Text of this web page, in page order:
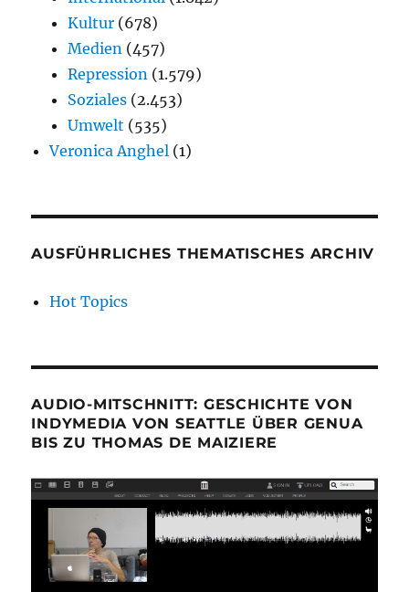
Kultur (678)
Medien (457)
Repression (1.579)
Soziales (2.453)
Umwelt (535)
Veronica Anghel (1)
AUSFÜHRLICHES THEMATISCHES ARCHIV
Hot Topics
AUDIO-MITSCHNITT: GESCHICHTE VON
INDYMEDIA VON SEATTLE ÜBER GENUA
BIS ZU THOMAS DE MAIZIERE